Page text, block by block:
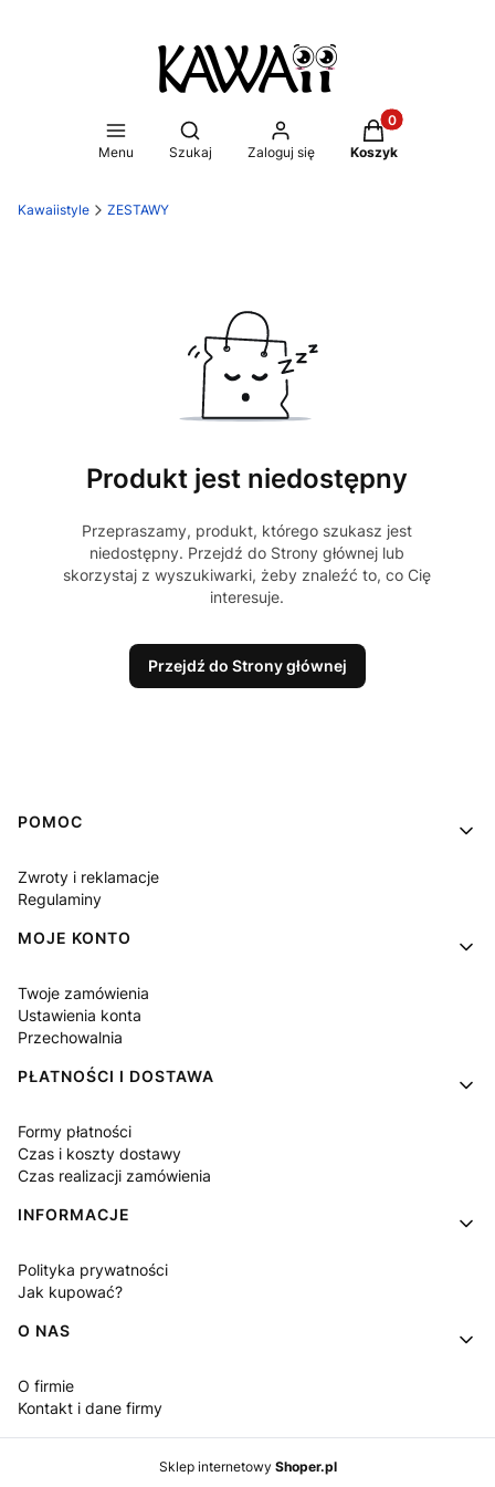
Menu
Otwórz wyszukiwarkę
Szukaj Zaloguj się
Produkty w
Koszyk
Kawaiistyle ZESTAWY
Produkt jest niedostępny
Przepraszamy, produkt, którego szukasz jest
niedostępny. Przejdź do Strony głównej lub
skorzystaj z wyszukiwarki, żeby znaleźć to, co Cię
interesuje.
Przejdź do Strony głównej
Linki w stopce
POMOC
Zwroty i reklamacje
Regulaminy
MOJE KONTO
Twoje zamówienia
Ustawienia konta
Przechowalnia
PŁATNOŚCI I DOSTAWA
Formy płatności
Czas i koszty dostawy
Czas realizacji zamówienia
INFORMACJE
Polityka prywatności
Jak kupować?
O NAS
O firmie
Kontakt i dane firmy
Sklep internetowy Shoper.pl